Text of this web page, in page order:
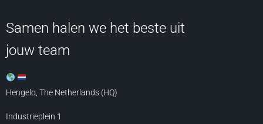
Samen halen we het beste uit
jouw team
Hengelo, The Netherlands (HQ)
Industrieplein 1